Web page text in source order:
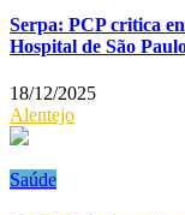
Serpa: PCP critica
Hospital de São
18/12/2025
Alentejo
Saúde